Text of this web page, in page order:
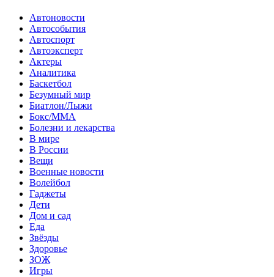
Автоновости
Автособытия
Автоспорт
Автоэксперт
Актеры
Аналитика
Баскетбол
Безумный мир
Биатлон/Лыжи
Бокс/MMA
Болезни и лекарства
В мире
В России
Вещи
Военные новости
Волейбол
Гаджеты
Дети
Дом и сад
Еда
Звёзды
Здоровье
ЗОЖ
Игры